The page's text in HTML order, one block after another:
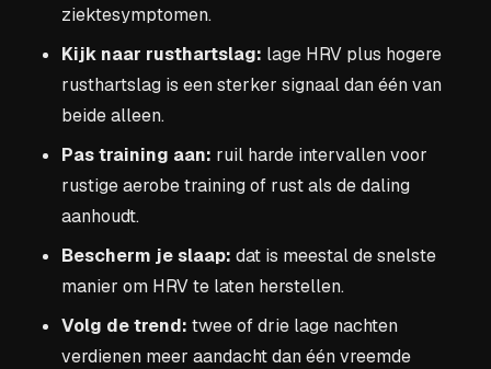
ziektesymptomen.
Kijk naar rusthartslag: lage HRV plus hogere
rusthartslag is een sterker signaal dan één van
beide alleen.
Pas training aan: ruil harde intervallen voor
rustige aerobe training of rust als de daling
aanhoudt.
Bescherm je slaap: dat is meestal de snelste
manier om HRV te laten herstellen.
Volg de trend: twee of drie lage nachten
verdienen meer aandacht dan één vreemde